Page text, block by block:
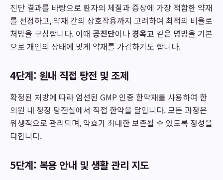
진단 결과를 바탕으로 환자의 체질과 증상에 가장 적합한 약재
를 선정하고, 약재 간의 상호작용까지 고려하여 최적의 비율로
처방을 구성합니다. 이때 공진단이나 경옥고 같은 명방을 기본
으로 개인의 상태에 맞게 약재를 가감하기도 합니다.
4단계: 원내 직접 탕전 및 조제
확정된 처방에 따라 엄선된 GMP 인증 한약재를 사용하여 한
의원 내 청정 탕전실에서 직접 한약을 달입니다. 모든 과정은
위생적으로 관리되며, 약효가 최대한 보존될 수 있도록 정성을
다합니다.
5단계: 복용 안내 및 생활 관리 지도